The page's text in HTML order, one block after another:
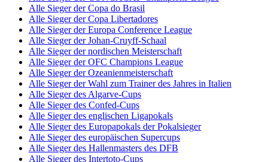
Alle Sieger der Copa do Brasil
Alle Sieger der Copa Libertadores
Alle Sieger der Europa Conference League
Alle Sieger der Johan-Cruyff-Schaal
Alle Sieger der nordischen Meisterschaft
Alle Sieger der OFC Champions League
Alle Sieger der Ozeanienmeisterschaft
Alle Sieger der Wahl zum Trainer des Jahres in Italien
Alle Sieger des Algarve-Cups
Alle Sieger des Confed-Cups
Alle Sieger des englischen Ligapokals
Alle Sieger des Europapokals der Pokalsieger
Alle Sieger des europäischen Supercups
Alle Sieger des Hallenmasters des DFB
Alle Sieger des Intertoto-Cups